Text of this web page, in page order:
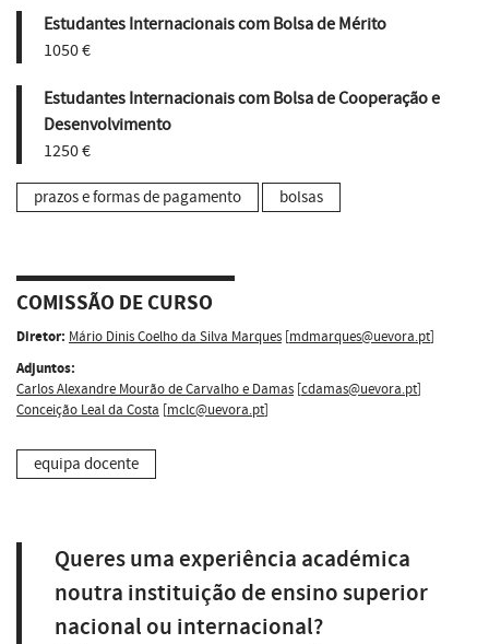
Estudantes Internacionais com Bolsa de Mérito
1050 €
Estudantes Internacionais com Bolsa de Cooperação e
Desenvolvimento
1250 €
prazos e formas de pagamento bolsas
COMISSÃO DE CURSO
Diretor: Mário Dinis Coelho da Silva Marques [mdmarques@uevora.pt]
Adjuntos:
Carlos Alexandre Mourão de Carvalho e Damas [cdamas@uevora.pt]
Conceição Leal da Costa [mclc@uevora.pt]
equipa docente
Queres uma experiência académica
noutra instituição de ensino superior
nacional ou internacional?